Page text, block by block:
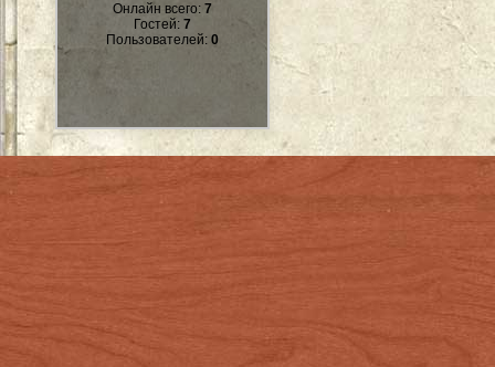
Онлайн всего: 7
Гостей: 7
Пользователей: 0